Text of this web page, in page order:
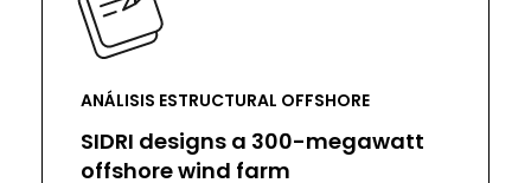
ANÁLISIS ESTRUCTURAL OFFSHORE
SIDRI designs a 300-megawatt
offshore wind farm